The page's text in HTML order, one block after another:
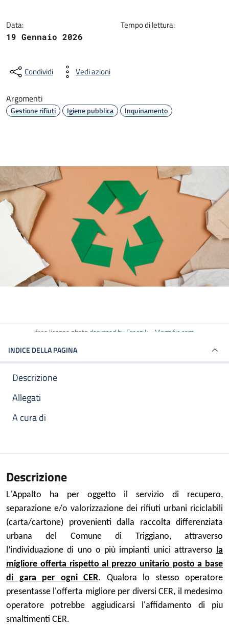
Data:
19 Gennaio 2026
Tempo di lettura:
Condividi Vedi azioni
Argomenti
Gestione rifiuti Igiene pubblica Inquinamento
free license photo designed by Freepik - Magnific.com
INDICE DELLA PAGINA
Descrizione
Allegati
A cura di
Descrizione
L'Appalto ha per oggetto il servizio di recupero,
separazione e/o valorizzazione dei rifiuti urbani riciclabili
(carta/cartone) provenienti dalla raccolta differenziata
urbana del Comune di Triggiano, attraverso
l’individuazione di uno o più impianti unici attraverso la
migliore offerta rispetto al prezzo unitario posto a base
di gara per ogni CER. Qualora lo stesso operatore
presentasse l'offerta migliore per diversi CER, il medesimo
operatore potrebbe aggiudicarsi l'affidamento di piu
smaltimenti CER.